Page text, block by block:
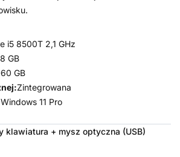
i5 8500T 2,1 GHz
8 GB
GB
Zintegrowana
Windows 11 Pro
klawiatura + mysz optyczna (USB)